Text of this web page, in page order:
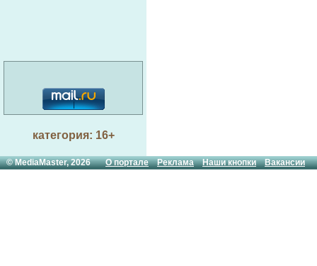
категория: 16+
© MediaMaster, 2026О портале Реклама Наши кнопки Вакансии